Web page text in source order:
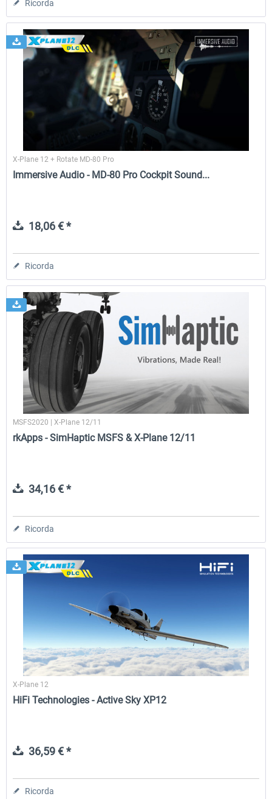
Ricorda
X-Plane 12 + Rotate MD-80 Pro
Immersive Audio - MD-80 Pro Cockpit Sound...
18,06 € *
Ricorda
MSFS2020 | X-Plane 12/11
rkApps - SimHaptic MSFS & X-Plane 12/11
34,16 € *
Ricorda
X-Plane 12
HiFi Technologies - Active Sky XP12
36,59 € *
Ricorda